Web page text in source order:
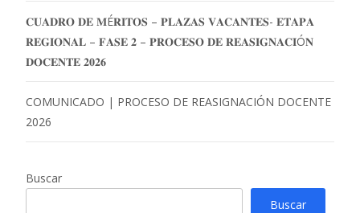
𝐂𝐔𝐀𝐃𝐑𝐎 𝐃𝐄 𝐌É𝐑𝐈𝐓𝐎𝐒 – 𝐏𝐋𝐀𝐙𝐀𝐒 𝐕𝐀𝐂𝐀𝐍𝐓𝐄𝐒- 𝐄𝐓𝐀𝐏𝐀
𝐑𝐄𝐆𝐈𝐎𝐍𝐀𝐋 – 𝐅𝐀𝐒𝐄 𝟐 – 𝐏𝐑𝐎𝐂𝐄𝐒𝐎 𝐃𝐄 𝐑𝐄𝐀𝐒𝐈𝐆𝐍𝐀𝐂𝐈Ó𝐍
𝐃𝐎𝐂𝐄𝐍𝐓𝐄 𝟐𝟎𝟐𝟔
COMUNICADO | PROCESO DE REASIGNACIÓN DOCENTE
2026
Buscar
Buscar